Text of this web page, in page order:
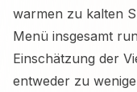
warmen zu kalten
Menü insgesamt
Einschätzung der
entweder zu